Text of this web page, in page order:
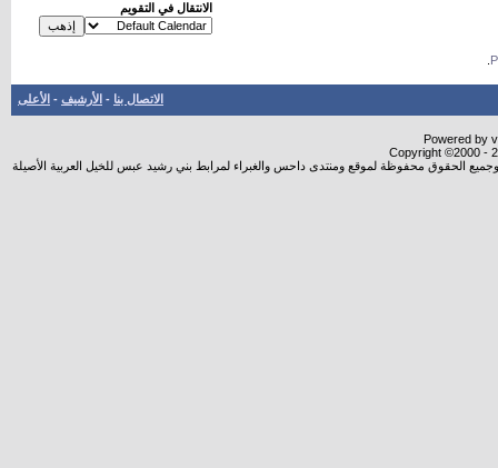
الانتقال في التقويم
الاتصال بنا - الأرشيف - الأعلى
Powered by
Copyright ©2000 -
الحقوق محفوظة لموقع ومنتدى داحس والغبراء لمرابط بني رشيد عبس للخيل العربية الأصيلة